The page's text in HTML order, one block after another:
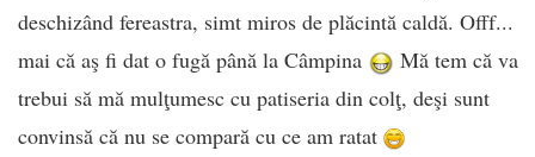
deschizând fereastra, simt miros de plăcintă caldă. Offf...
mai că aş fi dat o fugă până la Câmpina
Mă tem că va
trebui să mă mulţumesc cu patiseria din colţ, deşi sunt
convinsă că nu se compară cu ce am ratat